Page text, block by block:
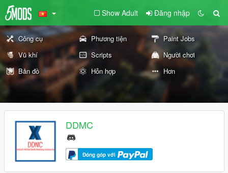
Show Adult Đăng nhập
Công cụ Phương tiện
Paint Jobs
Vũ khí
Scripts
Người chơi
Bản đồ
Hỗn hợp Hơn
DDMC
Đóng góp với